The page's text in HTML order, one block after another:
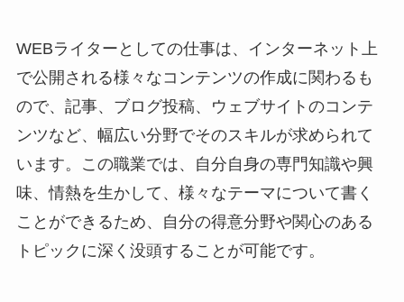
WEBライターとしての仕事は、インターネット上
で公開される様々なコンテンツの作成に関わるも
ので、記事、ブログ投稿、ウェブサイトのコンテ
ンツなど、幅広い分野でそのスキルが求められて
います。この職業では、自分自身の専門知識や興
味、情熱を生かして、様々なテーマについて書く
ことができるため、自分の得意分野や関心のある
トピックに深く没頭することが可能です。